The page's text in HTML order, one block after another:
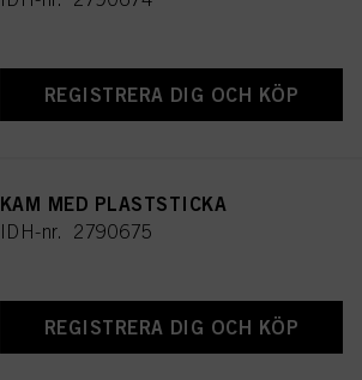
REGISTRERA DIG OCH KÖP
KAM MED PLASTSTICKA
IDH-nr. 2790675
REGISTRERA DIG OCH KÖP